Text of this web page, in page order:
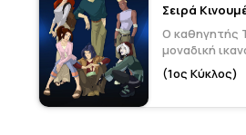
Σειρά
Ο καθηγητής
μοναδική
(1ος Κύκλος)